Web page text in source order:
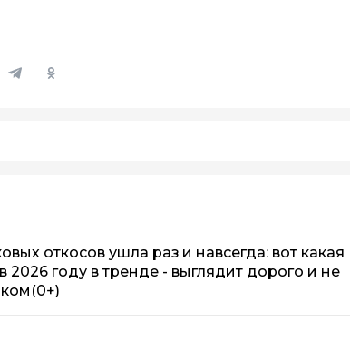
откосов ушла раз и навсегда: вот какая
2026 году в тренде - выглядит дорого и не
(0+)